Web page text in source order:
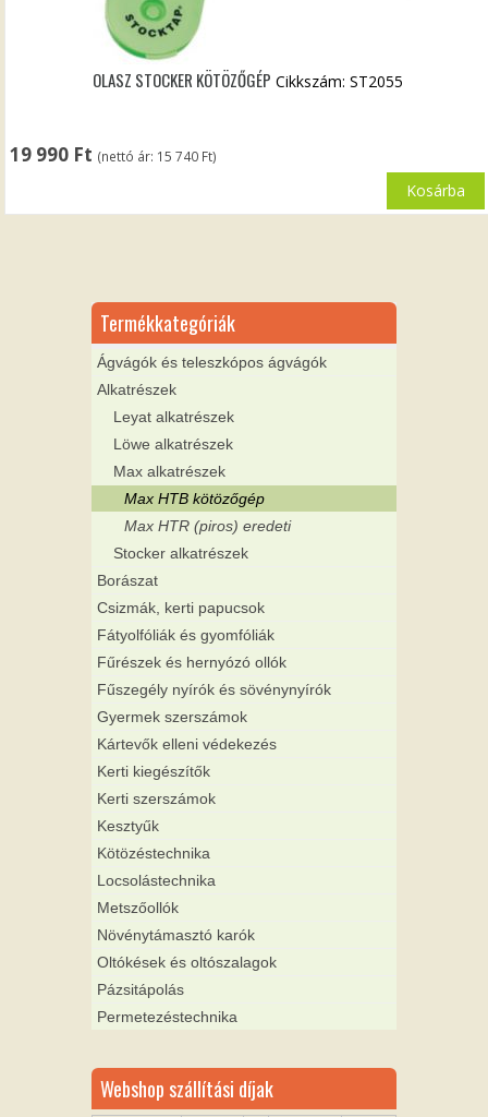
OLASZ STOCKER KÖTÖZŐGÉP
19 990 Ft (nettó ár: 15 740 Ft)
Cikkszám: ST2055
Kosárba
Termékkategóriák
Ágvágók és teleszkópos ágvágók
Alkatrészek
Leyat alkatrészek
Löwe alkatrészek
Max alkatrészek
Max HTB kötözőgép
Max HTR (piros) eredeti
Stocker alkatrészek
Borászat
Csizmák, kerti papucsok
Fátyolfóliák és gyomfóliák
Fűrészek és hernyózó ollók
Fűszegély nyírók és sövénynyírók
Gyermek szerszámok
Kártevők elleni védekezés
Kerti kiegészítők
Kerti szerszámok
Kesztyűk
Kötözéstechnika
Locsolástechnika
Metszőollók
Növénytámasztó karók
Oltókések és oltószalagok
Pázsitápolás
Permetezéstechnika
Webshop szállítási díjak